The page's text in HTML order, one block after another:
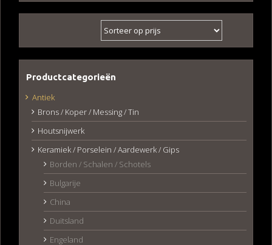
Productcategorieën
Antiek
Brons / Koper / Messing / Tin
Houtsnijwerk
Keramiek / Porselein / Aardewerk / Gips
Borden / Schalen / Schotels
Bulgarije
China
Duitsland
Engeland